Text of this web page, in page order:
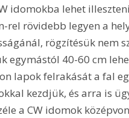
idomokba lehet
rel rövidebb legyen a
rögzítésük nem
egymástól 40-60 cm
lapok felrakását a fal
kezdjük, és arra is
a CW idomok